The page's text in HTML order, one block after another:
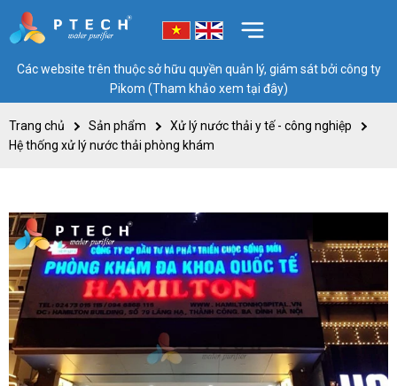
Các website trên thuộc sở hữu quyền quản lý, giám sát bởi công ty
Pikom (Tham khảo xem tại đây)
Trang chủ Sản phẩm
Xử lý nước thải y tế - công nghiệp
Hệ thống xử lý nước thải phòng khám